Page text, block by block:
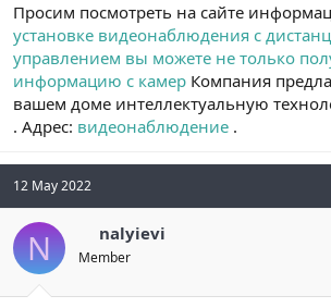
Просим посмотреть на сайте
установке видеонаблюдения с
управлением вы можете не только
информацию с камер Компания
вашем доме интеллектуальную
. Адрес: видеонаблюдение .
12 May 2022
N nalyievi
Member